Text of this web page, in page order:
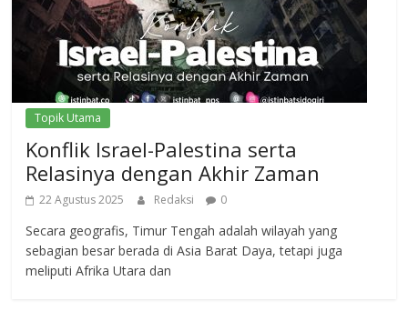
Topik Utama
Konflik Israel-Palestina serta
Relasinya dengan Akhir Zaman
22 Agustus 2025 Redaksi 0
Secara geografis, Timur Tengah adalah wilayah yang
sebagian besar berada di Asia Barat Daya, tetapi juga
meliputi Afrika Utara dan